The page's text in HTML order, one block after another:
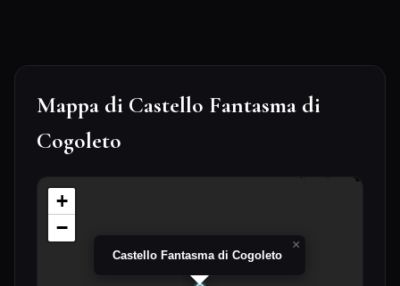
Mappa di Castello Fantasma di
Cogoleto
Castello Fantasma di Cogoleto
×
+
−